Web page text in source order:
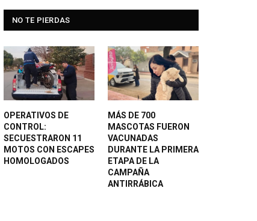
NO TE PIERDAS
OPERATIVOS DE
CONTROL:
SECUESTRARON 11
MOTOS CON ESCAPES
HOMOLOGADOS
MÁS DE 700
MASCOTAS FUERON
VACUNADAS
DURANTE LA PRIMERA
ETAPA DE LA
CAMPAÑA
ANTIRRÁBICA